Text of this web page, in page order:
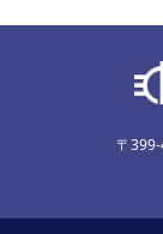
〒